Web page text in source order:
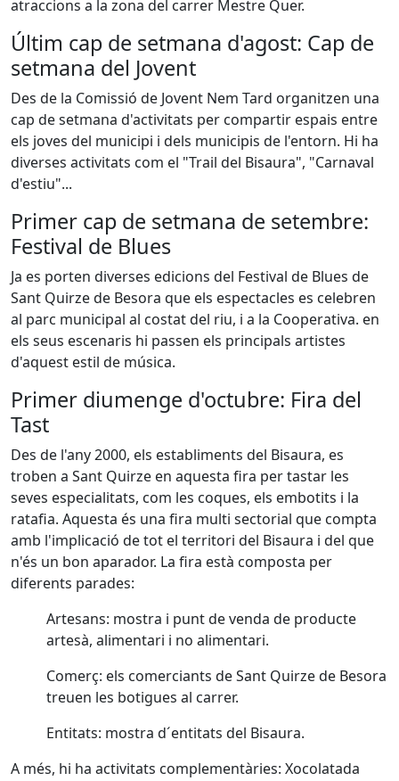
atraccions a la zona del carrer Mestre Quer.
Últim cap de setmana d'agost: Cap de
setmana del Jovent
Des de la Comissió de Jovent Nem Tard organitzen una
cap de setmana d'activitats per compartir espais entre
els joves del municipi i dels municipis de l'entorn. Hi ha
diverses activitats com el "Trail del Bisaura", "Carnaval
d'estiu"...
Primer cap de setmana de setembre:
Festival de Blues
Ja es porten diverses edicions del Festival de Blues de
Sant Quirze de Besora que els espectacles es celebren
al parc municipal al costat del riu, i a la Cooperativa. en
els seus escenaris hi passen els principals artistes
d'aquest estil de música.
Primer diumenge d'octubre: Fira del
Tast
Des de l'any 2000, els establiments del Bisaura, es
troben a Sant Quirze en aquesta fira per tastar les
seves especialitats, com les coques, els embotits i la
ratafia. Aquesta és una fira multi sectorial que compta
amb l'implicació de tot el territori del Bisaura i del que
n'és un bon aparador. La fira està composta per
diferents parades:
Artesans: mostra i punt de venda de producte
artesà, alimentari i no alimentari.
Comerç: els comerciants de Sant Quirze de Besora
treuen les botigues al carrer.
Entitats: mostra d´entitats del Bisaura.
A més, hi ha activitats complementàries: Xocolatada